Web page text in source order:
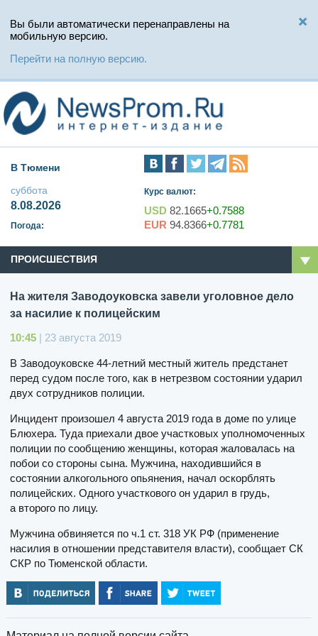
Вы были автоматически перенаправлены на
мобильную версию.
Перейти на полную версию.
В Тюмени
суббота
8.08.2026
Погода:
Курс валют:
USD 82.1665+0.7588
EUR 94.8366+0.7781
ПРОИСШЕСТВИЯ
На жителя Заводоуковска завели уголовное дело
за насилие к полицейским
10:45 | 23 августа 2019
В Заводоуковске 44-летний местный житель предстанет
перед судом после того, как в нетрезвом состоянии ударил
двух сотрудников полиции.
Инцидент произошел 4 августа 2019 года в доме по улице
Блюхера. Туда приехали двое участковых уполномоченных
полиции по сообщению женщины, которая жаловалась на
побои со стороны сына. Мужчина, находившийся в
состоянии алкогольного опьянения, начал оскорблять
полицейских. Одного участкового он ударил в грудь,
а второго по лицу.
Мужчина обвиняется по ч.1 ст. 318 УК РФ (применение
насилия в отношении представителя власти), сообщает СК
СКР по Тюменской области.